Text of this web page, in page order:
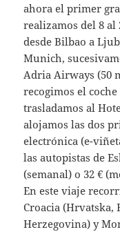
ahora el primer
realizamos del 8 al
desde Bilbao a
Munich,
Adria Airways (50
recogimos el
trasladamos al
alojamos las dos
electrónica (e-
las autopistas de
(semanal) o 32 €
En este viaje
Croacia (Hrvatska,
Herzegovina) y